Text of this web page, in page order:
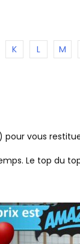
K L M
pour vous
Le top du